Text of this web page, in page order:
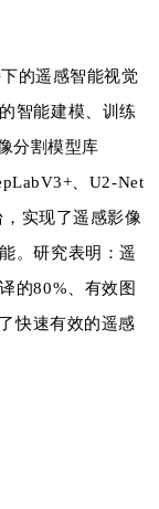
的遥感智能视觉
智能建模、训练
分割模型库
、U2-Net
实现了遥感影像
。研究表明：遥
的80%、有效图
快速有效的遥感